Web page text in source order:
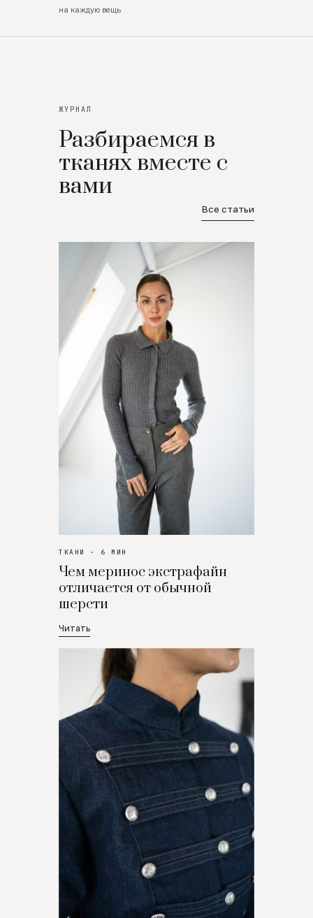
на каждую вещь
ЖУРНАЛ
Разбираемся в
тканях вместе с
вами
Все статьи
ТКАНИ · 6 МИН
Чем меринос экстрафайн
отличается от обычной
шерсти
Читать